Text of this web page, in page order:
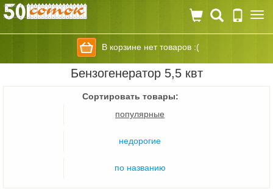
В корзине нет товаров :(
Бензогенератор 5,5 квт
Сортировать товары:
популярные
недорогие
по названию